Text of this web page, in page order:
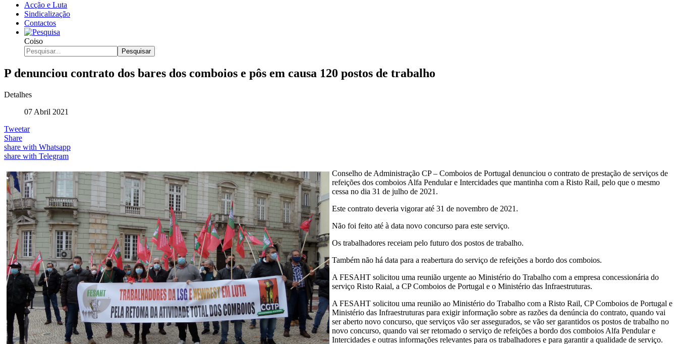
Acção e Luta
Sindicalização
Contactos
Coiso
Pesquisar
P denunciou contrato dos bares dos comboios e pôs em causa 120 postos de trabalho
Detalhes
07 Abril 2021
Tweetar
Share
share with Whatsapp
share with Telegram
Conselho de Administração CP – Comboios de Portugal denunciou o contrato de prestação de serviços de
refeições dos comboios Alfa Pendular e Intercidades que mantinha com a Risto Rail, pelo que o mesmo
cessa no dia 31 de julho de 2021.
Este contrato deveria vigorar até 31 de novembro de 2021.
Não foi feito até à data novo concurso para este serviço.
Os trabalhadores receiam pelo futuro dos postos de trabalho.
Também não há data para a reabertura do serviço de refeições a bordo dos comboios.
A FESAHT solicitou uma reunião urgente ao Ministério do Trabalho com a empresa concessionária do
serviço Risto Raial, a CP Comboios de Portugal e o Ministério das Infraestruturas.
A FESAHT solicitou uma reunião ao Ministério do Trabalho com a Risto Rail, CP Comboios de Portugal e
Ministério das Infraestruturas para exigir informação sobre as razões da denúncia do contrato, quando vai
ser aberto novo concurso, que serviços vão ser assegurados, se vão ser garantidos os postos de trabalho no
novo concurso, quando vai ser retomado o serviço de refeições a bordo dos comboios Alfa Pendular e
Intercidades e outras informações relevantes para os trabalhadores e para garantir a qualidade de serviço.